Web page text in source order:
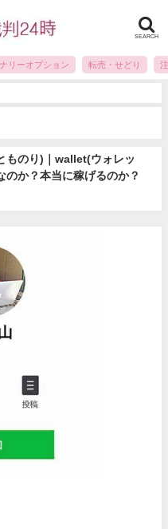
SEARCH
リーオプション 転売・せどり
ものり)｜wallet(ウォレッ
のか？本当に稼げるのか？